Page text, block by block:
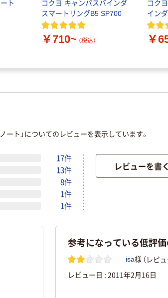
ト
コクヨ キャンパスバインダ
スマートリングB5 SP700
￥710~ （税込）
コク
イン
￥
ト」についてのレビューを表示しています。
17件
13件
8件
1件
1件
レビューを書く
参考になっている低評
isa様 （レビ
レビュー日 : 2011年2月16日